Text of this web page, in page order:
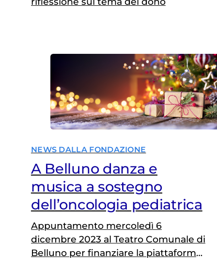
NEWS DALLA FONDAZIONE
A Belluno danza e
musica a sostegno
dell’oncologia pediatrica
Appuntamento mercoledì 6
dicembre 2023 al Teatro Comunale di
Belluno per finanziare la piattaforma